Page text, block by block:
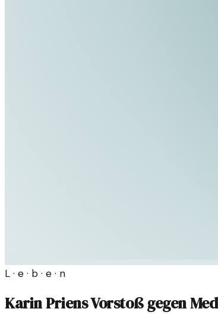
L · e · b · e · n
Karin Priens Vorstoß gegen